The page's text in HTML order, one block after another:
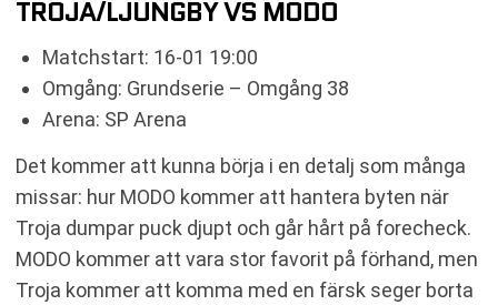
TROJA/LJUNGBY VS MODO
Matchstart: 16-01 19:00
Omgång: Grundserie – Omgång 38
Arena: SP Arena
Det kommer att kunna börja i en detalj som många
missar: hur MODO kommer att hantera byten när
Troja dumpar puck djupt och går hårt på forecheck.
MODO kommer att vara stor favorit på förhand, men
Troja kommer att komma med en färsk seger borta